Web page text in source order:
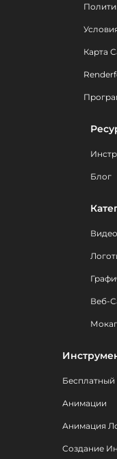
Карта
Блог
Видео
Веб-
Анимации
Анимация
Создание